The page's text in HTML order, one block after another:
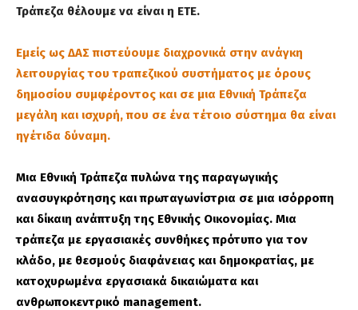
Τράπεζα θέλουμε να είναι η ΕΤΕ.
Εμείς ως ΔΑΣ πιστεύουμε διαχρονικά στην ανάγκη
λειτουργίας του τραπεζικού συστήματος με όρους
δημοσίου συμφέροντος και σε μια Εθνική Τράπεζα
μεγάλη και ισχυρή, που σε ένα τέτοιο σύστημα θα είναι
ηγέτιδα δύναμη.
Μια Εθνική Τράπεζα πυλώνα της παραγωγικής
ανασυγκρότησης και πρωταγωνίστρια σε μια ισόρροπη
και δίκαιη ανάπτυξη της Εθνικής Οικονομίας. Μια
τράπεζα με εργασιακές συνθήκες πρότυπο για τον
κλάδο, με θεσμούς διαφάνειας και δημοκρατίας, με
κατοχυρωμένα εργασιακά δικαιώματα και
ανθρωποκεντρικό management.